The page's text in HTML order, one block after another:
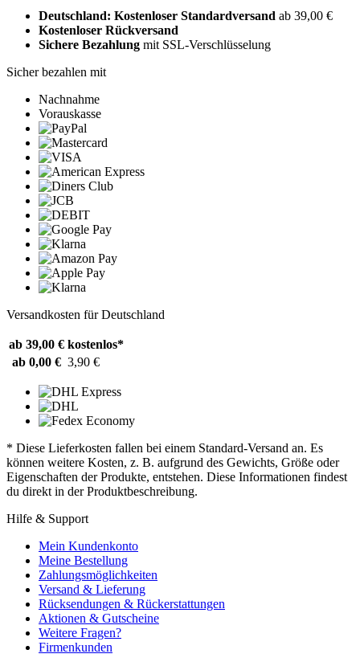
Deutschland: Kostenloser Standardversand ab 39,00 €
Kostenloser Rückversand
Sichere Bezahlung mit SSL-Verschlüsselung
Sicher bezahlen mit
Nachnahme
Vorauskasse
Versandkosten für Deutschland
ab 39,00 € kostenlos*
ab 0,00 € 3,90 €
* Diese Lieferkosten fallen bei einem Standard-Versand an. Es
können weitere Kosten, z. B. aufgrund des Gewichts, Größe oder
Eigenschaften der Produkte, entstehen. Diese Informationen findest
du direkt in der Produktbeschreibung.
Hilfe & Support
Mein Kundenkonto
Meine Bestellung
Zahlungsmöglichkeiten
Versand & Lieferung
Rücksendungen & Rückerstattungen
Aktionen & Gutscheine
Weitere Fragen?
Firmenkunden